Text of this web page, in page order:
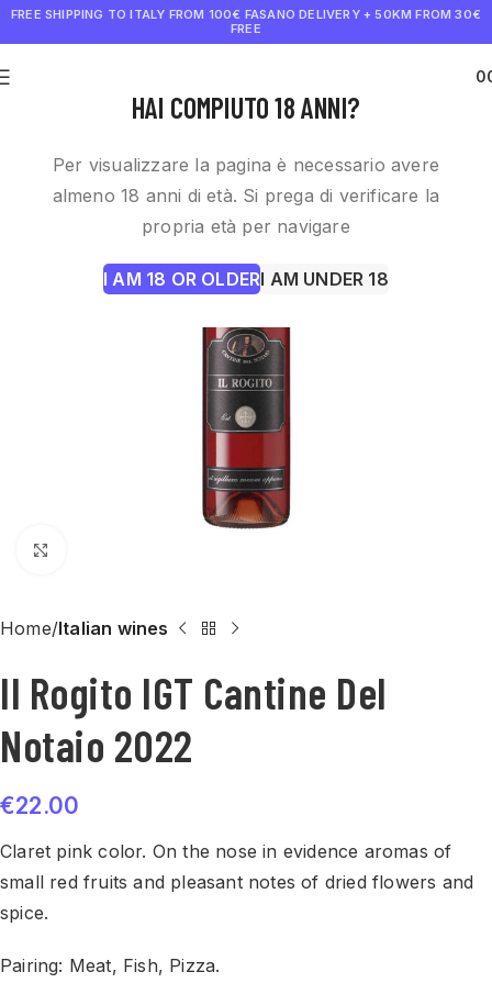
HAI COMPIUTO 18 ANNI?
Per visualizzare la pagina è necessario avere
almeno 18 anni di età. Si prega di verificare la
propria età per navigare
I AM 18 OR OLDERI AM UNDER 18
FREE SHIPPING TO ITALY FROM 100€ FASANO DELIVERY + 50KM FROM 30€
FREE
Home Italian wines
Il Rogito IGT Cantine Del
Notaio 2022
€22.00
Claret pink color. On the nose in evidence aromas of
small red fruits and pleasant notes of dried flowers and
spice.
Pairing: Meat, Fish, Pizza.